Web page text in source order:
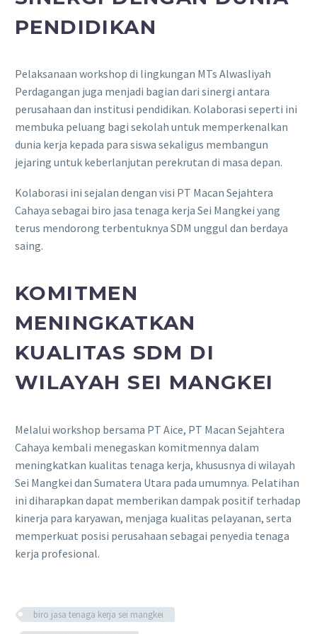
PENDIDIKAN
Pelaksanaan workshop di lingkungan MTs Alwasliyah
Perdagangan juga menjadi bagian dari sinergi antara
perusahaan dan institusi pendidikan. Kolaborasi seperti ini
membuka peluang bagi sekolah untuk memperkenalkan
dunia kerja kepada para siswa sekaligus membangun
jejaring untuk keberlanjutan perekrutan di masa depan.
Kolaborasi ini sejalan dengan visi PT Macan Sejahtera
Cahaya sebagai biro jasa tenaga kerja Sei Mangkei yang
terus mendorong terbentuknya SDM unggul dan berdaya
saing.
KOMITMEN
MENINGKATKAN
KUALITAS SDM DI
WILAYAH SEI MANGKEI
Melalui workshop bersama PT Aice, PT Macan Sejahtera
Cahaya kembali menegaskan komitmennya dalam
meningkatkan kualitas tenaga kerja, khususnya di wilayah
Sei Mangkei dan Sumatera Utara pada umumnya. Pelatihan
ini diharapkan dapat memberikan dampak positif terhadap
kinerja para karyawan, menjaga kualitas pelayanan, serta
memperkuat posisi perusahaan sebagai penyedia tenaga
kerja profesional.
biro jasa tenaga kerja sei mangkei